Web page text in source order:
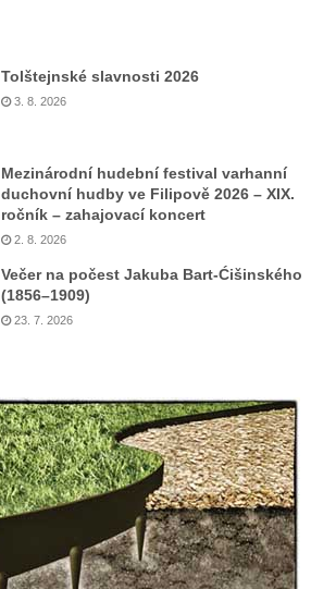
Tolštejnské slavnosti 2026
3. 8. 2026
Mezinárodní hudební festival varhanní
duchovní hudby ve Filipově 2026 – XIX.
ročník – zahajovací koncert
2. 8. 2026
Večer na počest Jakuba Bart-Ćišinského
(1856–1909)
23. 7. 2026